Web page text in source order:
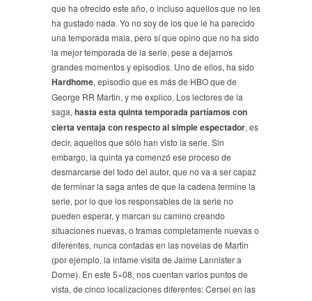
que ha ofrecido este año, o incluso aquellos que no les
ha gustado nada. Yo no soy de los que le ha parecido
una temporada mala, pero sí que opino que no ha sido
la mejor temporada de la serie, pese a dejarnos
grandes momentos y episodios. Uno de ellos, ha sido
Hardhome, episodio que es más de HBO que de
George RR Martin, y me explico. Los lectores de la
saga, hasta esta quinta temporada partíamos con
cierta ventaja con respecto al simple espectador, es
decir, aquellos que sólo han visto la serie. Sin
embargo, la quinta ya comenzó ese proceso de
desmarcarse del todo del autor, que no va a ser capaz
de terminar la saga antes de que la cadena termine la
serie, por lo que los responsables de la serie no
pueden esperar, y marcan su camino creando
situaciones nuevas, o tramas completamente nuevas o
diferentes, nunca contadas en las novelas de Martin
(por ejemplo, la infame visita de Jaime Lannister a
Dorne). En este 5×08, nos cuentan varios puntos de
vista, de cinco localizaciones diferentes: Cersei en las